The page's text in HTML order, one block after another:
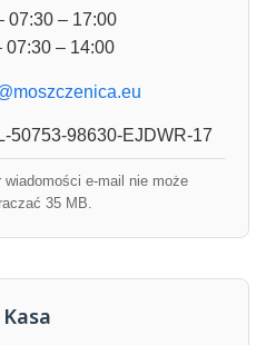
07:30 – 17:00
07:30 – 14:00
50753-98630-EJDWR-17
e-mail nie może
35 MB.
Kasa